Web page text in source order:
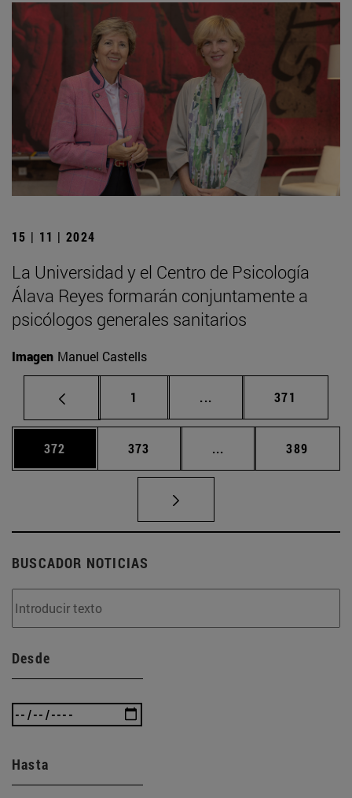
15 | 11 | 2024
La Universidad y el Centro de Psicología
Álava Reyes formarán conjuntamente a
psicólogos generales sanitarios
Imagen Manuel Castells
Página
1 ... Páginas intermedias
Página
371
Página
372 Página
373 ... Páginas intermedias
Página
389
BUSCADOR NOTICIAS
Desde
Hasta